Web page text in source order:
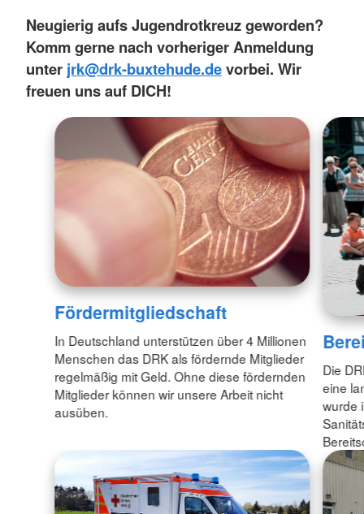
Neugierig aufs Jugendrotkreuz geworden?
Komm gerne nach vorheriger Anmeldung
unter jrk@drk-buxtehude.devorbei. Wir
freuen uns auf DICH!
Fördermitgliedschaft
In Deutschland unterstützen über 4 Millionen
Menschen das DRK als fördernde Mitglieder
regelmäßig mit Geld. Ohne diese fördernden
Mitglieder können wir unsere Arbeit nicht
ausüben.
Die
eine
wurde